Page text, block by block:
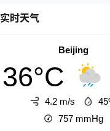
实时天气
Beijing
36°C
4.2 m/s
757 mmHg